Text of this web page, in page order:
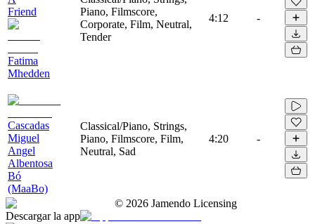
Friend
Fatima
Mhedden
Piano, Filmscore,
Corporate, Film, Neutral,
Tender
4:12 -
Cascadas
Miguel
Angel
Albentosa
Bó
(MaaBo)
Classical/Piano, Strings,
Piano, Filmscore, Film,
Neutral, Sad
4:20 -
© 2026 Jamendo Licensing
Descargar la app